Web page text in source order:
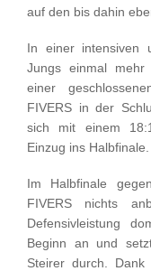
auf den bis dahin
In einer intensiven
Jungs einmal
einer
FIVERS in der
sich mit einem
Einzug ins Halbfinale.
Im Halbfinale
FIVERS nichts
Defensivleistung
Beginn an und
Steirer durch. Dank